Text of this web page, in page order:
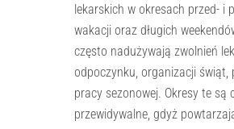
lekarskich w okresach przed- i
wakacji oraz długich
często nadużywają zwolnień
odpoczynku, organizacji świąt,
pracy sezonowej. Okresy te
przewidywalne, gdyż